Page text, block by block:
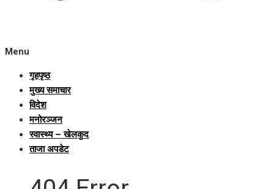
Menu
गृहपृष्ठ
मुख्य समाचार
विदेश
मनोरञ्जन
स्वास्थ्य – खेलकुद
ताजा अपडेट